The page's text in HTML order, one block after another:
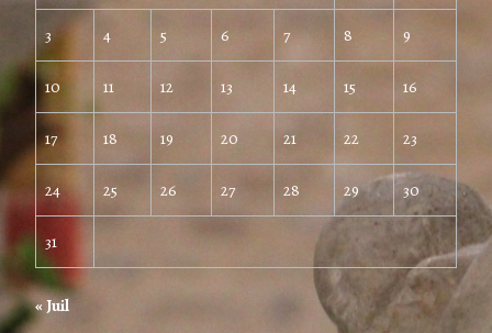
3 4 5 6 7 8 9
10 11 12 13 14 15 16
17 18 19 20 21 22 23
24 25 26 27 28 29 30
31
« Juil